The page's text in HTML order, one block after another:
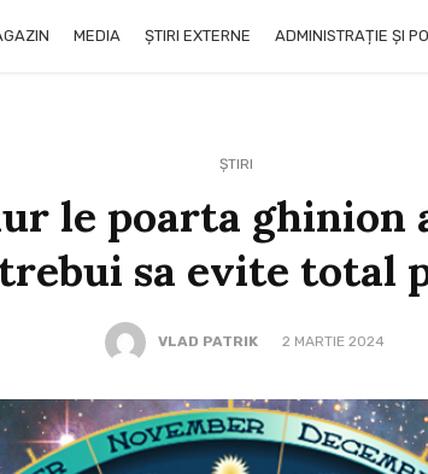
MEDIA ȘTIRI EXTERNE ADMINISTRAȚIE ȘI
ȘTIRI
le poarta ghinion
sa evite total
VLAD PATRIK 2 MARTIE 2024